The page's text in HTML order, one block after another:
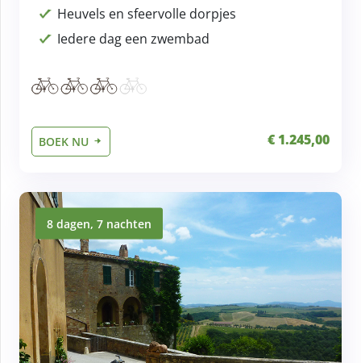
Heuvels en sfeervolle dorpjes
Iedere dag een zwembad
BOEK NU € 1.245,00
8 dagen, 7 nachten